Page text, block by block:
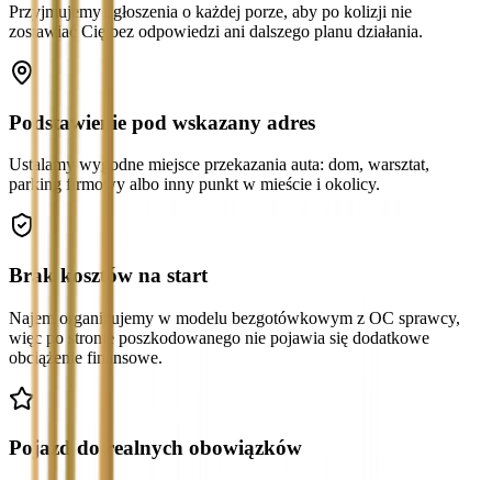
Przyjmujemy zgłoszenia o każdej porze, aby po kolizji nie
zostawiać Cię bez odpowiedzi ani dalszego planu działania.
Podstawienie pod wskazany adres
Ustalamy wygodne miejsce przekazania auta: dom, warsztat,
parking firmowy albo inny punkt w mieście i okolicy.
Brak kosztów na start
Najem organizujemy w modelu bezgotówkowym z OC sprawcy,
więc po stronie poszkodowanego nie pojawia się dodatkowe
obciążenie finansowe.
Pojazd do realnych obowiązków